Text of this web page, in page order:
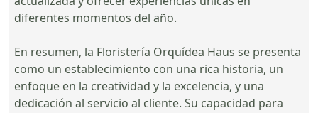
diferentes momentos del año.
En resumen, la Floristería Orquídea Haus se presenta
como un establecimiento con una rica historia, un
enfoque en la creatividad y la excelencia, y una
dedicación al servicio al cliente. Su capacidad para